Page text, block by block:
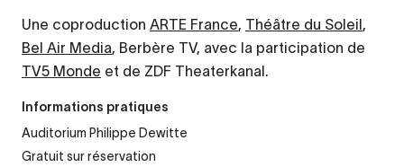
Une coproduction ARTE France, Théâtre du Soleil ,
Bel Air Media, Berbère TV, avec la participation de
TV5 Monde et de ZDF Theaterkanal.
Informations pratiques
Auditorium Philippe Dewitte
Gratuit sur réservation